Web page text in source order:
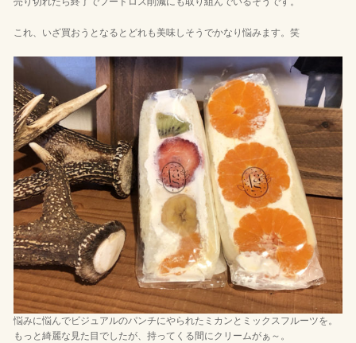
これ、いざ買おうとなるとどれも美味しそうでかなり悩みます。笑
悩みに悩んでビジュアルのパンチにやられたミカンとミックスフルーツを。
もっと綺麗な見た目でしたが、持ってくる間にクリームがぁ～。